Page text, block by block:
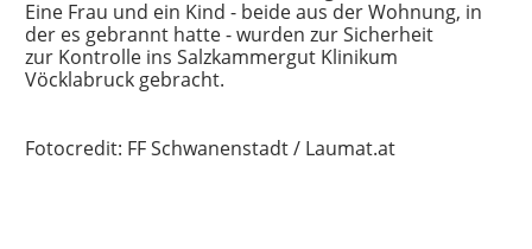
Eine Frau und ein Kind - beide aus der Wohnung, in
der es gebrannt hatte - wurden zur Sicherheit
zur Kontrolle ins Salzkammergut Klinikum
Vöcklabruck gebracht.
Fotocredit: FF Schwanenstadt / Laumat.at